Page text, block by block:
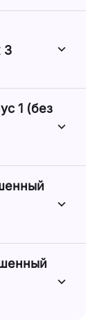
3
1 (без